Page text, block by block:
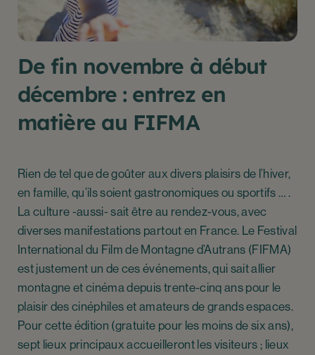
De fin novembre à début
décembre : entrez en
matière au FIFMA
Rien de tel que de goûter aux divers plaisirs de l’hiver,
en famille, qu’ils soient gastronomiques ou sportifs … .
La culture -aussi- sait être au rendez-vous, avec
diverses manifestations partout en France. Le Festival
International du Film de Montagne d’Autrans (FIFMA)
est justement un de ces événements, qui sait allier
montagne et cinéma depuis trente-cinq ans pour le
plaisir des cinéphiles et amateurs de grands espaces.
Pour cette édition (gratuite pour les moins de six ans),
sept lieux principaux accueilleront les visiteurs ; lieux